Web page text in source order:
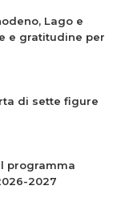
Lago e
e gratitudine per
di sette figure
programma
2027